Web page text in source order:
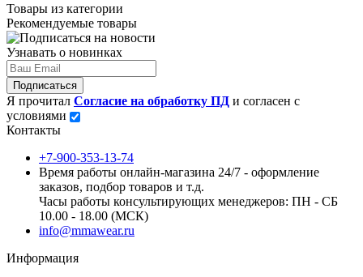
Товары из категории
Рекомендуемые товары
Узнавать о новинках
Подписаться
Я прочитал Согласие на обработку ПД и согласен с
условиями
Контакты
+7-900-353-13-74
Время работы онлайн-магазина 24/7 - оформление
заказов, подбор товаров и т.д.
Часы работы консультирующих менеджеров: ПН - СБ
10.00 - 18.00 (МСК)
info@mmawear.ru
Информация